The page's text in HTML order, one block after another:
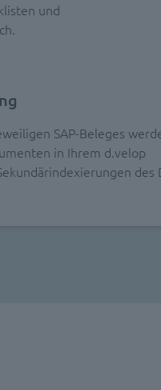
und
SAP-Beleges
in Ihrem d.velop
des